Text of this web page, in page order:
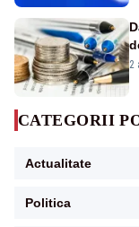
2
CATEGORII
Actualitate
Politica